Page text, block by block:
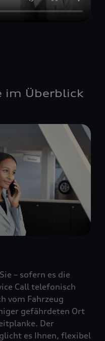
im Überblick
– sofern es die
Call telefonisch
vom Fahrzeug
gefährdeten Ort
Der
es Ihnen, flexibel